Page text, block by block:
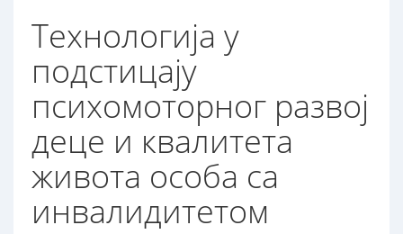
Технологија у
подстицају
психомоторног развој
деце и квалитета
живота особа са
инвалидитетом